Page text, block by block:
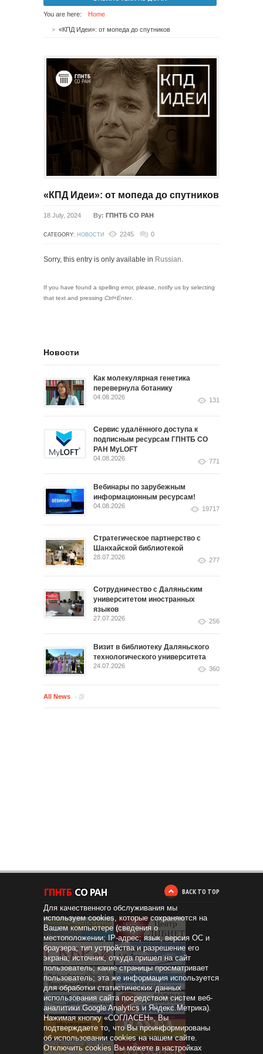
You are here: Home
«КПД Идеи»: от мопеда до спутников
«КПД Идеи»: от мопеда до спутников
18 July, 2024 By: ГПНТБ СО РАН
CATEGORY: НОВОСТИ 2245 0
Sorry, this entry is only available in Russian.
If you have found a spelling error, please, notify us by selecting
that text and pressing Ctrl+Enter.
Новости
Как молекулярная генетика
перевернула ботанику
04.08.2026 131
Сервис удалённого доступа к
подписным ресурсам ГПНТБ СО
РАН MyLOFT
04.08.2026 771
Вебинары по зарубежным
информационным ресурсам!
04.08.2026 19717
Стратегическое партнерство с
Шанхайской библиотекой
28.07.2026 277
Сотрудничество с Даляньским
университетом иностранных
языков
27.07.2026 256
Визит в библиотеку Даляньского
технологического университета
24.07.2026 360
All News
BACK TO TOP
Дистанционное
образование
Для качественного обслуживания мы
используем cookies, которые сохраняются на
Вашем компьютере (сведения о
местоположении; IP-адрес; язык, версия ОС и
браузера; тип устройства и разрешение его
экрана; источник, откуда пришел на сайт
пользователь; какие страницы просматривает
пользователь; эта же информация используется
для обработки статистических данных
использования сайта посредством систем веб-
аналитики Google Analytics и Яндекс.Метрика).
Нажимая кнопку «СОГЛАСЕН», Вы
подтверждаете то, что Вы проинформированы
об использовании cookies на нашем сайте.
Отключить cookies Вы можете в настройках